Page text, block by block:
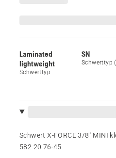
Laminated
lightweight
Schwerttyp
SN
Schwerttyp
Schwert X-FORCE 3/8" MINI
582 20 76‑45